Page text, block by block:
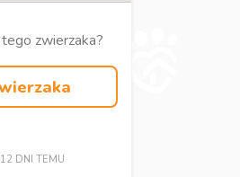
zwierzaka?
DNI TEMU